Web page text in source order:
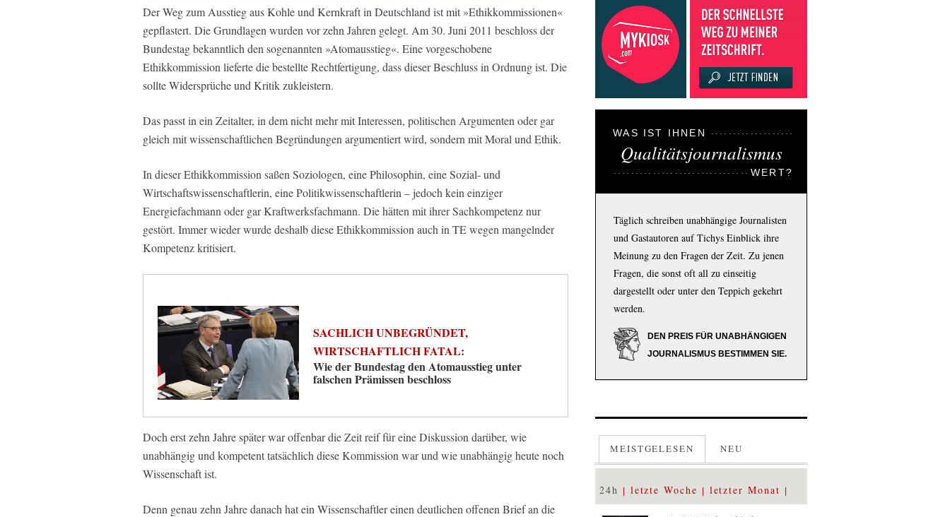
Der Weg zum Ausstieg aus Kohle und Kernkraft in Deutschland ist mit »Ethikkommissionen«
gepflastert. Die Grundlagen wurden vor zehn Jahren gelegt. Am 30. Juni 2011 beschloss der
Bundestag bekanntlich den sogenannten »Atomausstieg«. Eine vorgeschobene
Ethikkommission lieferte die bestellte Rechtfertigung, dass dieser Beschluss in Ordnung ist. Die
sollte Widersprüche und Kritik zukleistern.
Das passt in ein Zeitalter, in dem nicht mehr mit Interessen, politischen Argumenten oder gar
gleich mit wissenschaftlichen Begründungen argumentiert wird, sondern mit Moral und Ethik.
In dieser Ethikkommission saßen Soziologen, eine Philosophin, eine Sozial- und
Wirtschaftswissenschaftlerin, eine Politikwissenschaftlerin – jedoch kein einziger
Energiefachmann oder gar Kraftwerksfachmann. Die hätten mit ihrer Sachkompetenz nur
gestört. Immer wieder wurde deshalb diese Ethikkommission auch in TE wegen mangelnder
Kompetenz kritisiert.
SACHLICH UNBEGRÜNDET,
WIRTSCHAFTLICH FATAL:
Wie der Bundestag den Atomausstieg unter
falschen Prämissen beschloss
Doch erst zehn Jahre später war offenbar die Zeit reif für eine Diskussion darüber, wie
unabhängig und kompetent tatsächlich diese Kommission war und wie unabhängig heute noch
Wissenschaft ist.
Denn genau zehn Jahre danach hat ein Wissenschaftler einen deutlichen offenen Brief an die
WAS IST IHNEN
Qualitätsjournalismus
WERT?
Täglich schreiben unabhängige Journalisten
und Gastautoren auf Tichys Einblick ihre
Meinung zu den Fragen der Zeit. Zu jenen
Fragen, die sonst oft all zu einseitig
dargestellt oder unter den Teppich gekehrt
werden.
DEN PREIS FÜR UNABHÄNGIGEN
JOURNALISMUS BESTIMMEN SIE.
MEISTGELESEN NEU
24h letzte Woche letzter Monat